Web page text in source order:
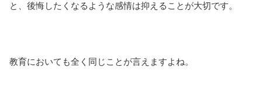
と、後悔したくなるような感情は抑えることが大切です。
教育においても全く同じことが言えますよね。